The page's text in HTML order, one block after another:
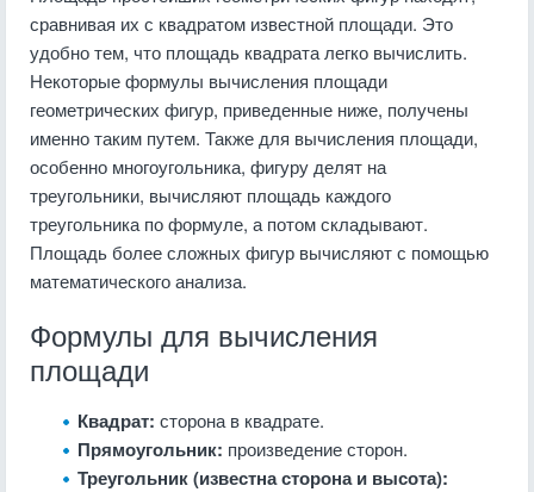
сравнивая их с квадратом известной площади. Это
удобно тем, что площадь квадрата легко вычислить.
Некоторые формулы вычисления площади
геометрических фигур, приведенные ниже, получены
именно таким путем. Также для вычисления площади,
особенно многоугольника, фигуру делят на
треугольники, вычисляют площадь каждого
треугольника по формуле, а потом складывают.
Площадь более сложных фигур вычисляют с помощью
математического анализа.
Формулы для вычисления
площади
Квадрат: сторона в квадрате.
Прямоугольник: произведение сторон.
Треугольник (известна сторона и высота):